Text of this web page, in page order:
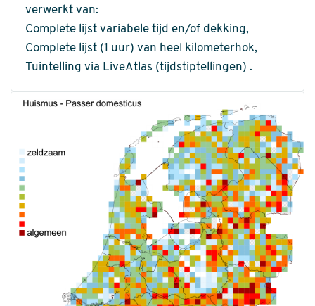
verwerkt van:
Complete lijst variabele tijd en/of dekking,
Complete lijst (1 uur) van heel kilometerhok,
Tuintelling via LiveAtlas (tijdstiptellingen) .